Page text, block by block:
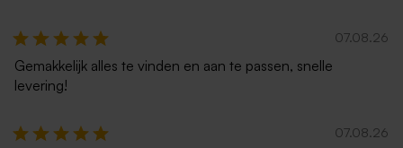
07.08.26
Gemakkelijk alles te vinden en aan te passen, snelle
levering!
07.08.26